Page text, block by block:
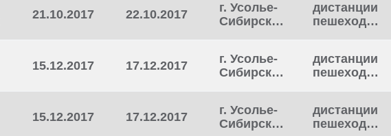
21.10.2017 22.10.2017
г. Усолье-
Сибирское
дистанции
пешеходные
15.12.2017 17.12.2017
г. Усолье-
Сибирское
дистанции
пешеходные
15.12.2017 17.12.2017
г. Усолье-
Сибирское
дистанции
пешеходные